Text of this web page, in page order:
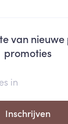
van
promoties
Inschrijven